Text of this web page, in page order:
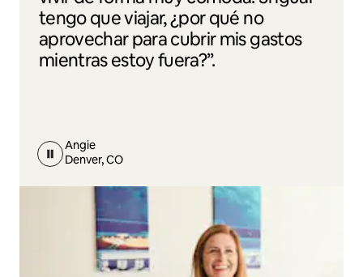
tengo que viajar, ¿por qué no
aprovechar para cubrir mis gastos
mientras estoy fuera?”.
Angie
Denver, CO